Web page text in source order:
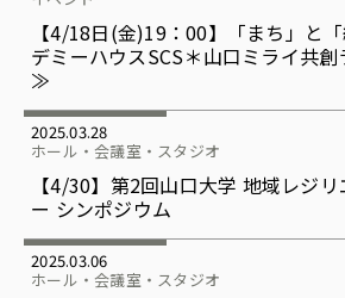
【4/18日(金)19：00】「まち」と
デミーハウスSCS＊山口ミライ共
≫
2025.03.28
ホール・会議室・スタジオ
【4/30】第2回山口大学 地域レジ
ー シンポジウム
2025.03.06
ホール・会議室・スタジオ